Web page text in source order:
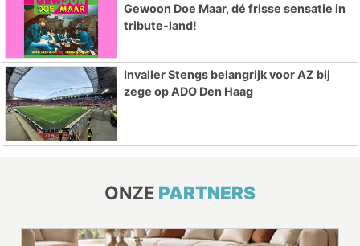
Gewoon Doe Maar, dé frisse sensatie in
tribute-land!
Invaller Stengs belangrijk voor AZ bij
zege op ADO Den Haag
ONZE PARTNERS